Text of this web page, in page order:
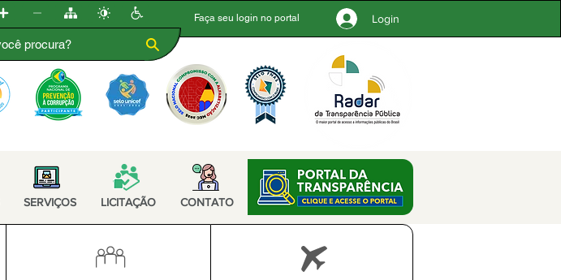
Faça seu login no portal Login
SERVIÇOS LICITAÇÃO CONTATO